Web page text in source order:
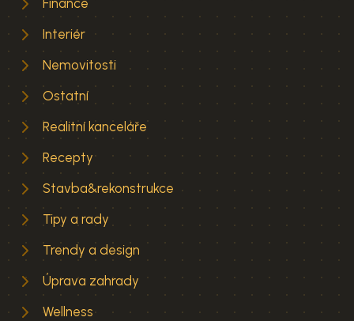
Finance
Interiér
Nemovitosti
Ostatní
Realitní kanceláře
Recepty
Stavba&rekonstrukce
Tipy a rady
Trendy a design
Úprava zahrady
Wellness